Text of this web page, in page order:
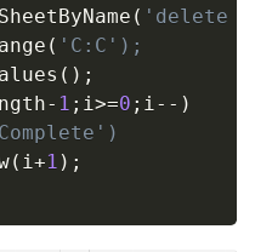
( 'delete
( 'C:C');
( ) ;
- 1 ;i>=0 ;i- - )
( i+1 )